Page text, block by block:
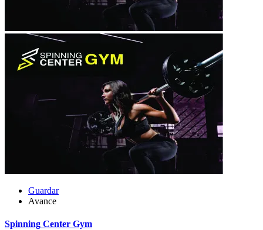
Guardar
Avance
Spinning Center Gym